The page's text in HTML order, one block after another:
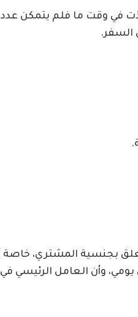
في وقت ما فلم يتمكن
السفر.
بجنسية المشتري، خاصة
يومي، وأن العامل الرئيسي